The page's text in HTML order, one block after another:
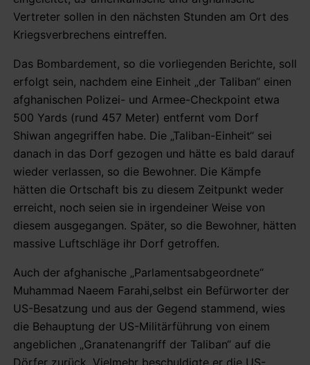
Vertreter sollen in den nächsten Stunden am Ort des
Kriegsverbrechens eintreffen.
Das Bombardement, so die vorliegenden Berichte, soll
erfolgt sein, nachdem eine Einheit „der Taliban“ einen
afghanischen Polizei- und Armee-Checkpoint etwa
500 Yards (rund 457 Meter) entfernt vom Dorf
Shiwan angegriffen habe. Die „Taliban-Einheit“ sei
danach in das Dorf gezogen und hätte es bald darauf
wieder verlassen, so die Bewohner. Die Kämpfe
hätten die Ortschaft bis zu diesem Zeitpunkt weder
erreicht, noch seien sie in irgendeiner Weise von
diesem ausgegangen. Später, so die Bewohner, hätten
massive Luftschläge ihr Dorf getroffen.
Auch der afghanische „Parlamentsabgeordnete“
Muhammad Naeem Farahi,selbst ein Befürworter der
US-Besatzung und aus der Gegend stammend, wies
die Behauptung der US-Militärführung von einem
angeblichen „Granatenangriff der Taliban“ auf die
Dörfer zurück. Vielmehr beschuldigte er die US-